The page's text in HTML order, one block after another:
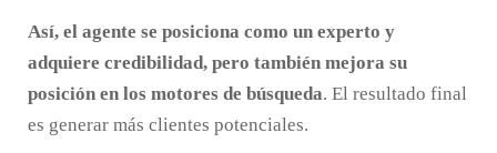
Así, el agente se posiciona como un experto y
adquiere credibilidad, pero también mejora su
posición en los motores de búsqueda. El resultado final
es generar más clientes potenciales.